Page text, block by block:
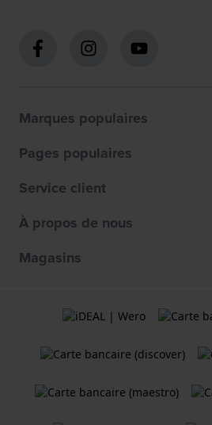
Marques populaires
Pages populaires
Service client
À propos de nous
Magasins